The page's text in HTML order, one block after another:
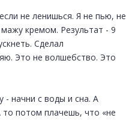
не ленишься. Я не пью, не
кремом. Результат - 9
Сделал
Это не волшебство. Это
- начни с воды и сна. А
потом плачешь, что «не